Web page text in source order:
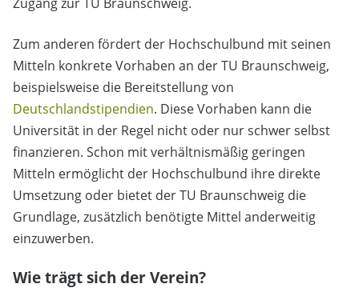
Zum anderen fördert der Hochschulbund mit seinen
Mitteln konkrete Vorhaben an der TU Braunschweig,
beispielsweise die Bereitstellung von
Deutschlandstipendien. Diese Vorhaben kann die
Universität in der Regel nicht oder nur schwer selbst
finanzieren. Schon mit verhältnismäßig geringen
Mitteln ermöglicht der Hochschulbund ihre direkte
Umsetzung oder bietet der TU Braunschweig die
Grundlage, zusätzlich benötigte Mittel anderweitig
einzuwerben.
Wie trägt sich der Verein?